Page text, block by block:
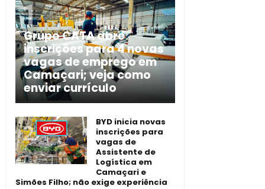
Grupo CATA abre
inscrições para 4 novas
vagas de emprego em
Camaçari; veja como
enviar currículo
BYD inicia novas
inscrições para
vagas de
Assistente de
Logística em
Camaçari e
Simões Filho; não exige experiência